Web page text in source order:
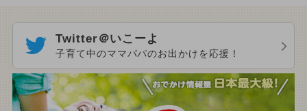
Twitter＠いこーよ
子育て中のママパパのお出かけを応援！